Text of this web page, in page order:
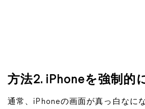
方法2. iPhoneを強制的
通常、iPhoneの画面が真っ白なに